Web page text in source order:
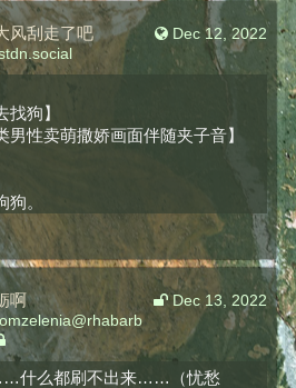
Dec 12, 2022
风刮走了吧
狗】
男性卖萌撒娇画面伴随夹子音】
。
Dec 13, 2022
啊
什么都刷不出来……（忧愁